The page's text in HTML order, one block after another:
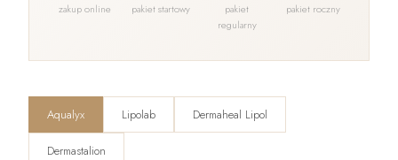
zakup online pakiet startowy
pakiet
regularny
pakiet roczny
Aqualyx Lipolab Dermaheal Lipol
Dermastalion